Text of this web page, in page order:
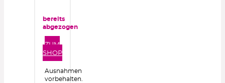
bereits
abgezogen
ZUM
SHOP
Ausnahmen
vorbehalten.